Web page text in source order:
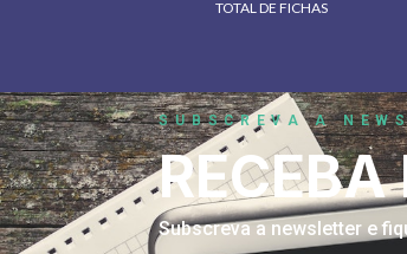
TOTAL DE FICHAS
SUBSCREVA A
Subscreva a newsletter e